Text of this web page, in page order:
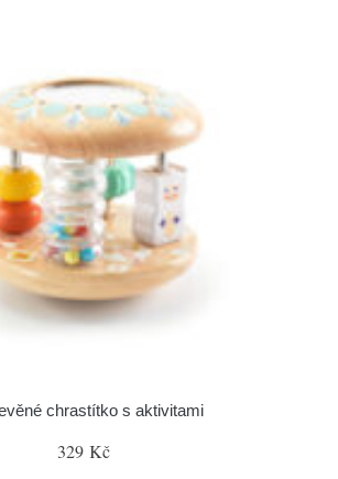
chrastítko s aktivitami
329 Kč